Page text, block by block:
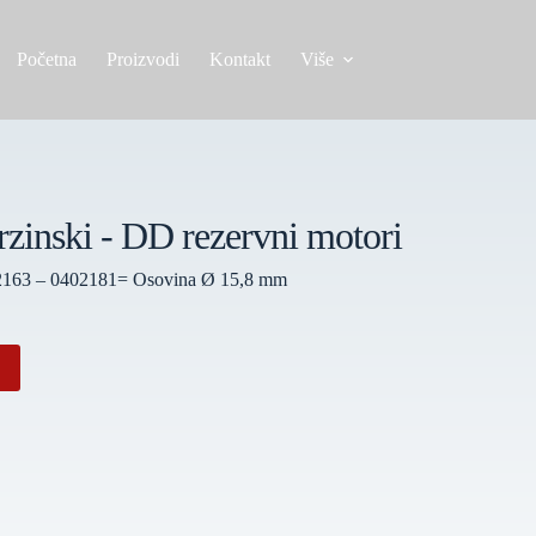
Početna Proizvodi Kontakt Više
- DD rezervni motori
– 0402181= Osovina Ø 15,8 mm